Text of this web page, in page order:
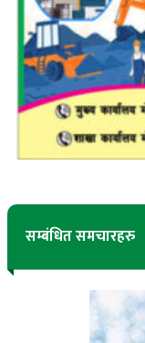
सम्बंधित समचारहरु